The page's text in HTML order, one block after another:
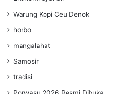
Warung Kopi Ceu Denok
horbo
mangalahat
Samosir
tradisi